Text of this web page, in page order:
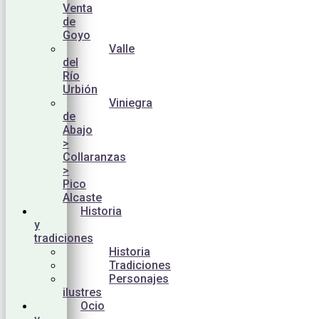
Venta
de
Goyo
Valle
del
Río
Urbión
Viniegra
de
Abajo
>
Collaranzas
>
Pico
Alcaste
Historia
y
tradiciones
Historia
Tradiciones
Personajes
ilustres
Ocio